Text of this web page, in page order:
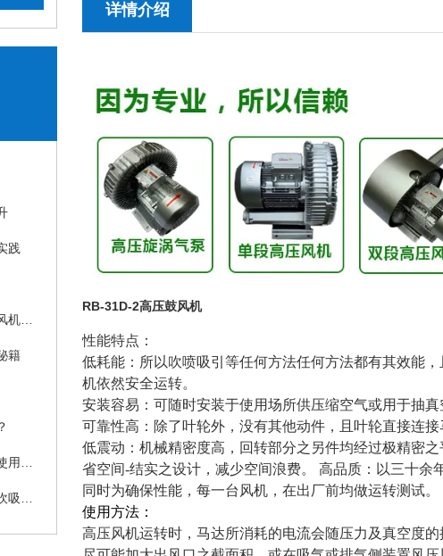
践
籍
详情介绍
RB-31D-2高压鼓风机
性能特点：
低耗能：所以吹喷吸引等任何方法任何方法都有其效能
机依然安全运转。
安装容易：可随时安装于使用场所供压缩空气或用于抽
可靠性高：除了叶轮外，没有其他动件，且叶轮直接连
低震动：机械精密度高，回转部分之另件均经过极精密
省空间-结实之设计，减少空间浪费。 高品质：以三十余
同时为确保性能，每一台风机，在出厂前均做运转测试。
使用方法：
高压风机运转时，马达所消耗的电流会随压力及真空度